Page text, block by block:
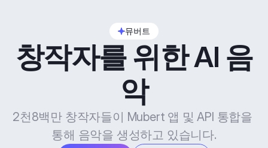
뮤버트
창작자를 위한 AI 음
악
2천8백만 창작자들이 Mubert 앱 및 API 통합을
통해 음악을 생성하고 있습니다.